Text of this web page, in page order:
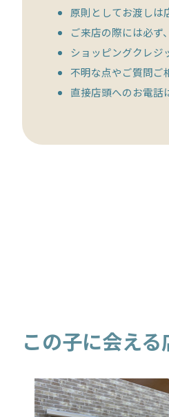
原則としてお渡しは
ご来店の際には必ず
ショッピングクレジ
不明な点やご質問ご
直接店頭へのお電話
この子に会える